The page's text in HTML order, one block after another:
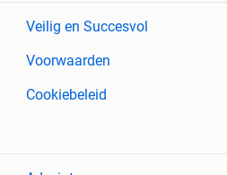
Veilig en Succesvol
Voorwaarden
Cookiebeleid